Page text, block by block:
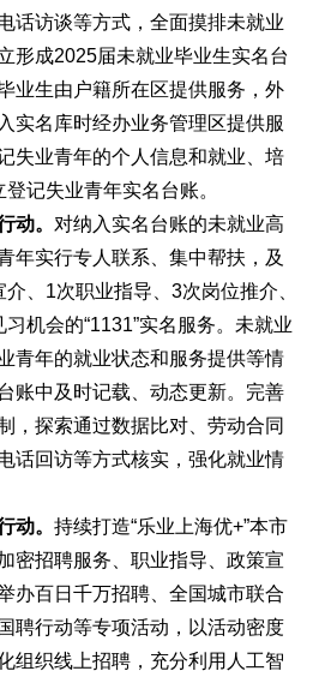
话访谈等方式，全面摸排未就业
形成2025届未就业毕业生实名台
业生由户籍所在区提供服务，外
实名库时经办业务管理区提供服
失业青年的个人信息和就业、培
记失业青年实名台账。
。 对纳入实名台账的未就业高
年实行专人联系、集中帮扶，及
、1次职业指导、3次岗位推介、
机会的“1131”实名服务。未就业
青年的就业状态和服务提供等情
账中及时记载、动态更新。完善
，探索通过数据比对、劳动合同
话回访等方式核实，强化就业情
。 持续打造“乐业上海优+”本市
密招聘服务、职业指导、政策宣
办百日千万招聘、全国城市联合
聘行动等专项活动，以活动密度
组织线上招聘，充分利用人工智